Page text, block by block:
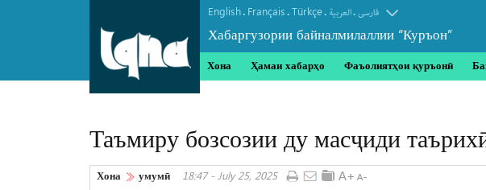
English. Français.Türkçe. العربیة.فارسی
Хабаргузории байналмилаллии “Куръон”
Хона Ҳамаи хабарҳо Фаъолиятҳои қуръонӣ
Таъмиру бозсозии ду масҷиди
Хона умумӣ 18:47 - July 25, 2025